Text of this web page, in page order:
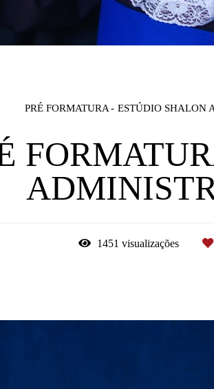
PRÉ FORMATURA ESTÚDIO SHALON
1451 visualizações